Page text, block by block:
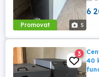
Promovat 5
6
3
40